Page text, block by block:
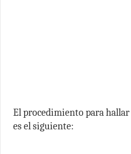
El procedimiento para hallar
es el siguiente: